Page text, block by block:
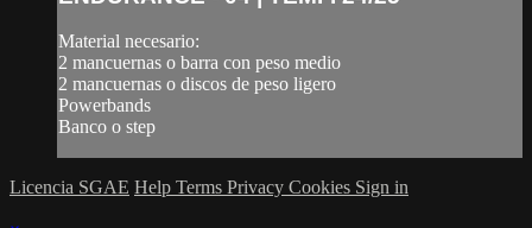
Material necesario:
2 mancuernas o barra con peso medio
2 mancuernas o discos de peso ligero
Powerbands
Banco o step
Licencia SGAE Help Terms Privacy Cookies Sign in